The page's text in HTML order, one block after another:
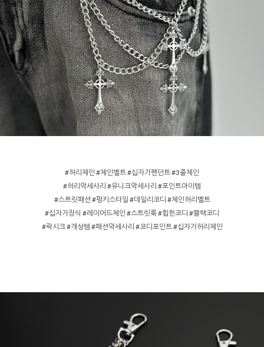
#허리체인 #체인벨트 #십자가펜던트 #3줄체인
#허리악세사리 #유니크악세사리 #포인트아이템
#스트릿패션 #펑키스타일 #데일리코디 #체인허리벨트
#십자가장식 #레이어드체인 #스트릿룩 #힙한코디 #블랙코디
#락시크 #개성템 #패션악세사리 #코디포인트 #십자가허리체인